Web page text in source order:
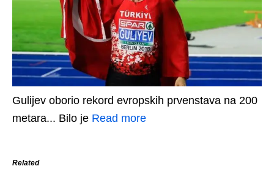
Gulijev oborio rekord evropskih prvenstava na 200
metara... Bilo je Read more
Related